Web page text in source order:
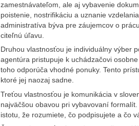
zamestnávateľom, ale aj vybavenie
poistenie, nostrifikáciu a uznanie
administratíva býva pre záujemcov o
citeľnú úľavu.
Druhou vlastnosťou je individuálny výber
agentúra pristupuje k uchádzačovi
toho odporúča vhodné ponuky. Tento
ktoré jej naozaj sadne.
Treťou vlastnosťou je komunikácia v
najväčšou obavou pri vybavovaní
istotu, že rozumiete, čo podpisujete a čo